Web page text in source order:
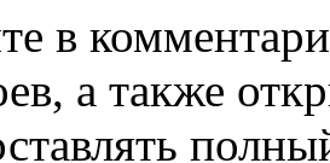
в
а также